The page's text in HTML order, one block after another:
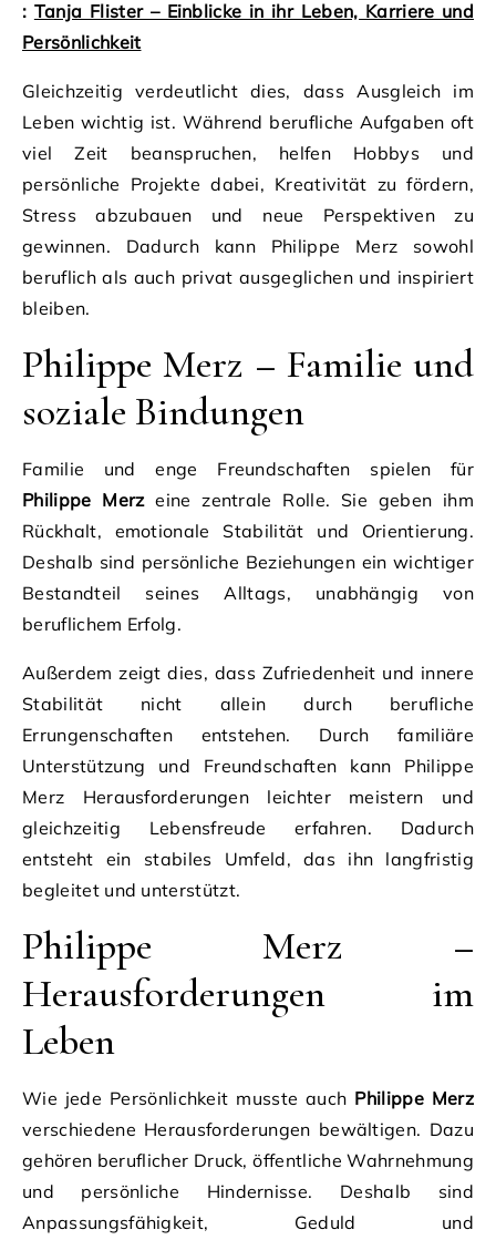
: Tanja Flister – Einblicke in ihr Leben, Karriere und
Persönlichkeit
Gleichzeitig verdeutlicht dies, dass Ausgleich im
Leben wichtig ist. Während berufliche Aufgaben oft
viel Zeit beanspruchen, helfen Hobbys und
persönliche Projekte dabei, Kreativität zu fördern,
Stress abzubauen und neue Perspektiven zu
gewinnen. Dadurch kann Philippe Merz sowohl
beruflich als auch privat ausgeglichen und inspiriert
bleiben.
Philippe Merz – Familie und
soziale Bindungen
Familie und enge Freundschaften spielen für
Philippe Merzeine zentrale Rolle. Sie geben ihm
Rückhalt, emotionale Stabilität und Orientierung.
Deshalb sind persönliche Beziehungen ein wichtiger
Bestandteil seines Alltags, unabhängig von
beruflichem Erfolg.
Außerdem zeigt dies, dass Zufriedenheit und innere
Stabilität nicht allein durch berufliche
Errungenschaften entstehen. Durch familiäre
Unterstützung und Freundschaften kann Philippe
Merz Herausforderungen leichter meistern und
gleichzeitig Lebensfreude erfahren. Dadurch
entsteht ein stabiles Umfeld, das ihn langfristig
begleitet und unterstützt.
Philippe Merz –
Herausforderungen im
Leben
Wie jede Persönlichkeit musste auch Philippe Merz
verschiedene Herausforderungen bewältigen. Dazu
gehören beruflicher Druck, öffentliche Wahrnehmung
und persönliche Hindernisse. Deshalb sind
Anpassungsfähigkeit, Geduld und